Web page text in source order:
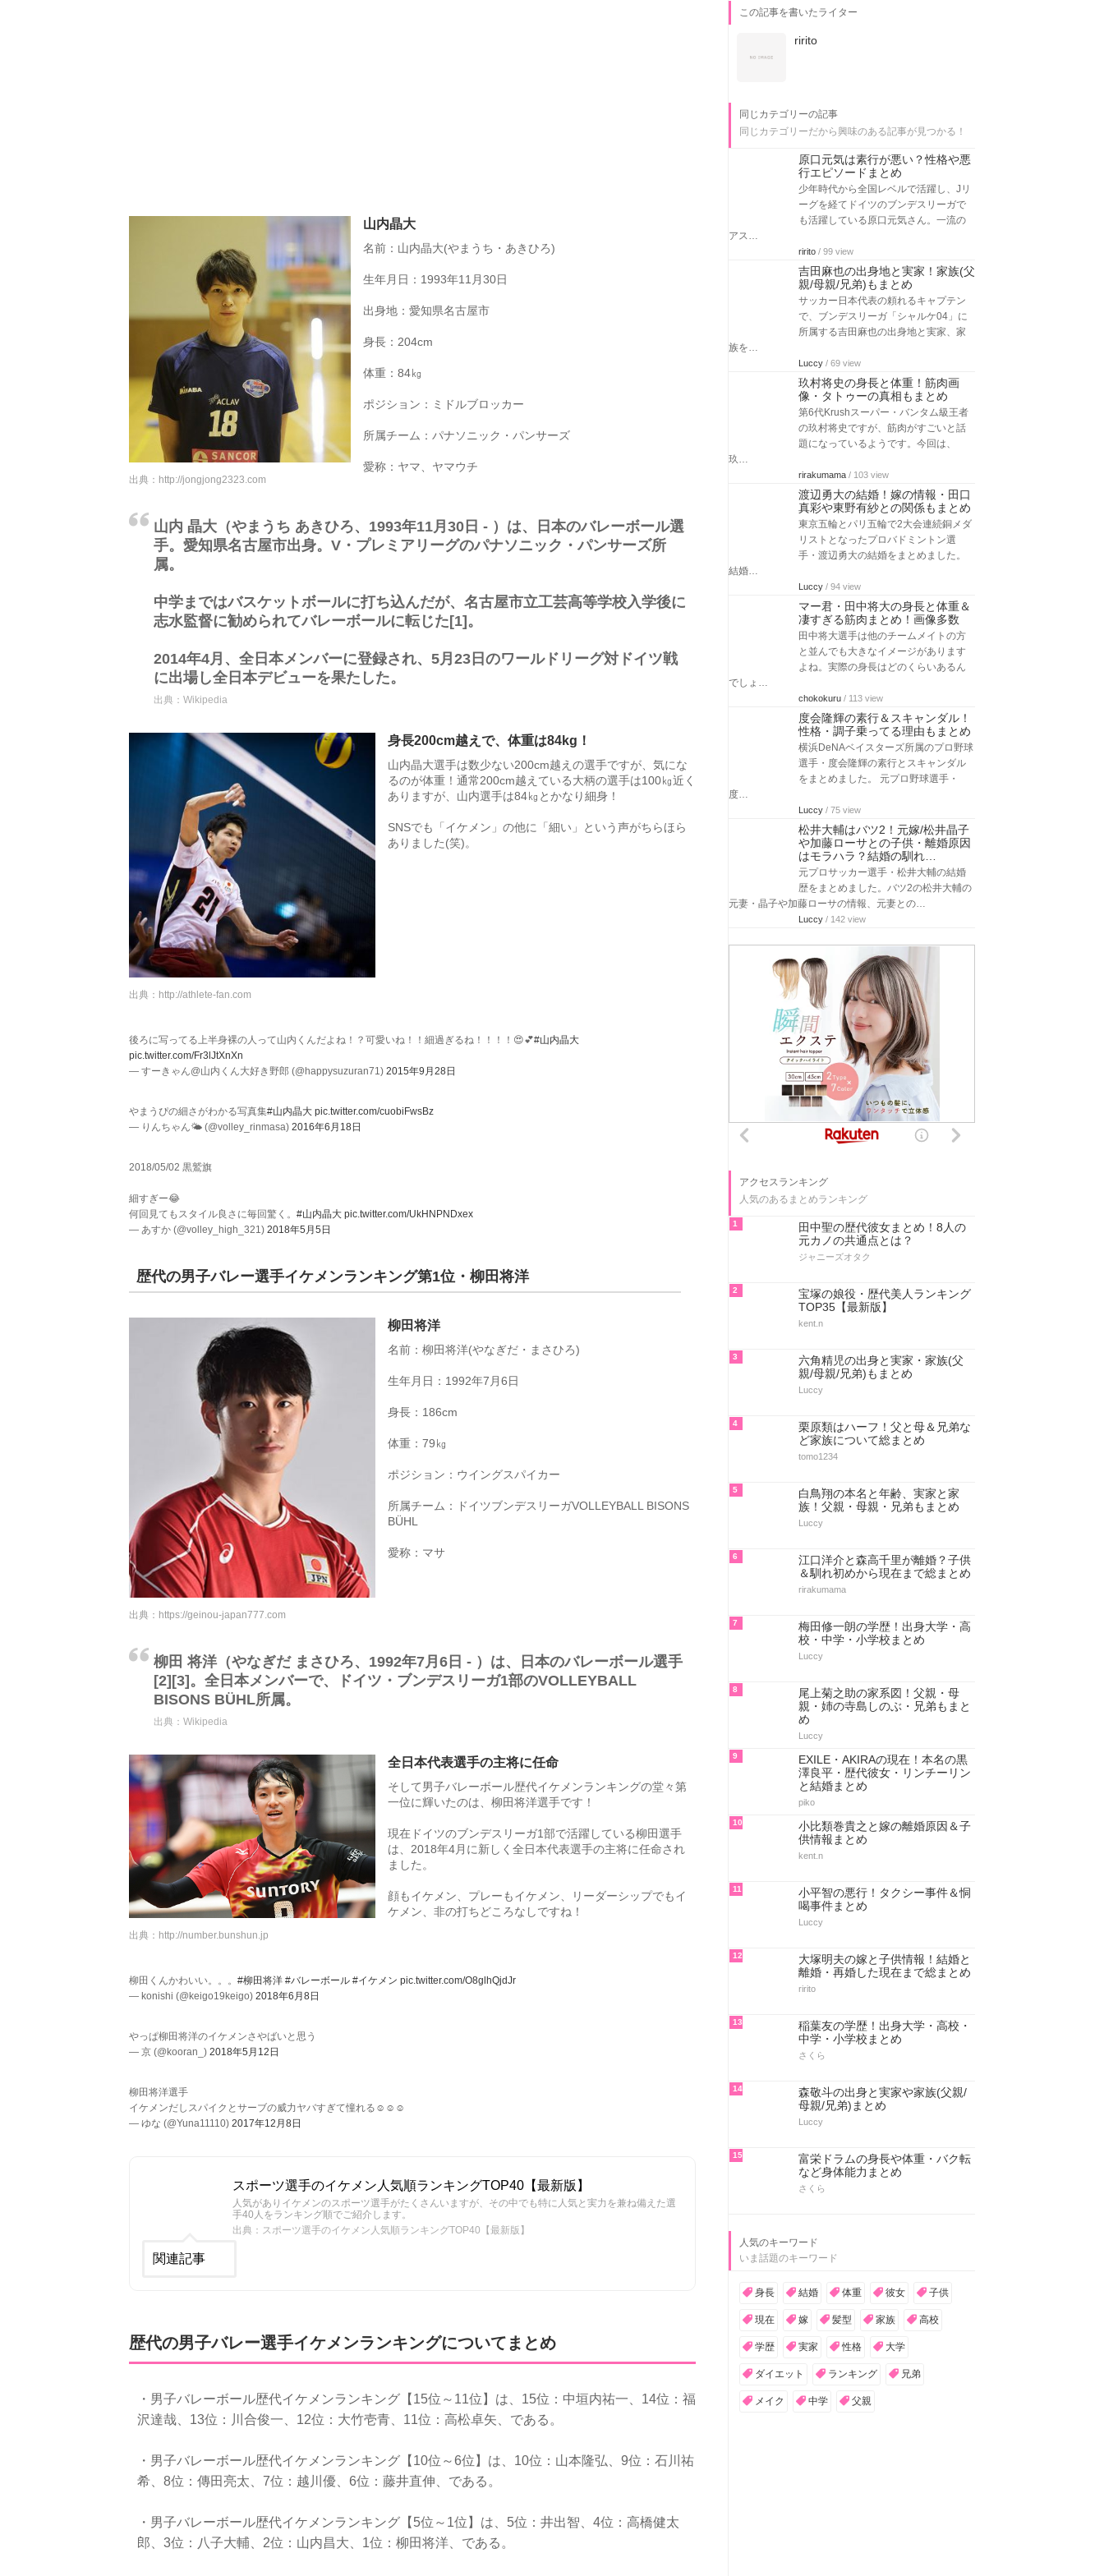
山内晶大
名前：山内晶大(やまうち・あきひろ)
生年月日：1993年11月30日
出身地：愛知県名古屋市
身長：204cm
体重：84㎏
ポジション：ミドルブロッカー
所属チーム：パナソニック・パンサーズ
愛称：ヤマ、ヤマウチ
出典： http://jongjong2323.com
山内 晶大（やまうち あきひろ、1993年11月30日 - ）は、日本のバレーボール選
手。愛知県名古屋市出身。V・プレミアリーグのパナソニック・パンサーズ所
属。
中学まではバスケットボールに打ち込んだが、名古屋市立工芸高等学校入学後に
志水監督に勧められてバレーボールに転じた[1]。
2014年4月、全日本メンバーに登録され、5月23日のワールドリーグ対ドイツ戦
に出場し全日本デビューを果たした。
出典： Wikipedia
身長200cm越えで、体重は84kg！
山内晶大選手は数少ない200cm越えの選手ですが、気にな
るのが体重！通常200cm越えている大柄の選手は100㎏近く
ありますが、山内選手は84㎏とかなり細身！
SNSでも「イケメン」の他に「細い」という声がちらほら
ありました(笑)。
出典： http://athlete-fan.com
後ろに写ってる上半身裸の人って山内くんだよね！？可愛いね！！細過ぎるね！！！！😍💕#山内晶大
pic.twitter.com/Fr3lJtXnXn
— すーきゃん@山内くん大好き野郎 (@happysuzuran71) 2015年9月28日
やまうぴの細さがわかる写真集#山内晶大 pic.twitter.com/cuobiFwsBz
— りんちゃん🌤 (@volley_rinmasa) 2016年6月18日
2018/05/02 黒鷲旗
細すぎー😂
何回見てもスタイル良さに毎回驚く。 #山内晶大 pic.twitter.com/UkHNPNDxex
— あすか (@volley_high_321) 2018年5月5日
歴代の男子バレー選手イケメンランキング第1位・柳田将洋
柳田将洋
名前：柳田将洋(やなぎだ・まさひろ)
生年月日：1992年7月6日
身長：186cm
体重：79㎏
ポジション：ウイングスパイカー
所属チーム：ドイツブンデスリーガVOLLEYBALL BISONS
BÜHL
愛称：マサ
出典： https://geinou-japan777.com
柳田 将洋（やなぎだ まさひろ、1992年7月6日 - ）は、日本のバレーボール選手
[2][3]。全日本メンバーで、ドイツ・ブンデスリーガ1部のVOLLEYBALL
BISONS BÜHL所属。
出典： Wikipedia
全日本代表選手の主将に任命
そして男子バレーボール歴代イケメンランキングの堂々第
一位に輝いたのは、柳田将洋選手です！
現在ドイツのブンデスリーガ1部で活躍している柳田選手
は、2018年4月に新しく全日本代表選手の主将に任命され
ました。
顔もイケメン、プレーもイケメン、リーダーシップでもイ
ケメン、非の打ちどころなしですね！
出典： http://number.bunshun.jp
柳田くんかわいい。。。 #柳田将洋 #バレーボール #イケメン pic.twitter.com/O8glhQjdJr
— konishi (@keigo19keigo) 2018年6月8日
やっぱ柳田将洋のイケメンさやばいと思う
— 京 (@kooran_) 2018年5月12日
柳田将洋選手
イケメンだしスパイクとサーブの威力ヤバすぎて憧れる☺️☺️☺️
— ゆな (@Yuna11110) 2017年12月8日
スポーツ選手のイケメン人気順ランキングTOP40【最新版】
人気がありイケメンのスポーツ選手がたくさんいますが、その中でも特に人気と実力を兼ね備えた選
手40人をランキング順でご紹介します。
出典：スポーツ選手のイケメン人気順ランキングTOP40【最新版】
関連記事
歴代の男子バレー選手イケメンランキングについてまとめ
・男子バレーボール歴代イケメンランキング【15位～11位】は、15位：中垣内祐一、14位：福
沢達哉、13位：川合俊一、12位：大竹壱青、11位：高松卓矢、である。
・男子バレーボール歴代イケメンランキング【10位～6位】は、10位：山本隆弘、9位：石川祐
希、8位：傳田亮太、7位：越川優、6位：藤井直伸、である。
・男子バレーボール歴代イケメンランキング【5位～1位】は、5位：井出智、4位：高橋健太
郎、3位：八子大輔、2位：山内昌大、1位：柳田将洋、である。
この記事を書いたライター
ririto
同じカテゴリーの記事
同じカテゴリーだから興味のある記事が見つかる！
原口元気は素行が悪い？性格や悪
行エピソードまとめ
少年時代から全国レベルで活躍し、Jリ
ーグを経てドイツのブンデスリーガで
も活躍している原口元気さん。一流の
アス…
ririto / 99 view
吉田麻也の出身地と実家！家族(父
親/母親/兄弟)もまとめ
サッカー日本代表の頼れるキャプテン
で、ブンデスリーガ「シャルケ04」に
所属する吉田麻也の出身地と実家、家
族を…
Luccy / 69 view
玖村将史の身長と体重！筋肉画
像・タトゥーの真相もまとめ
第6代Krushスーパー・バンタム級王者
の玖村将史ですが、筋肉がすごいと話
題になっているようです。今回は、
玖…
rirakumama / 103 view
渡辺勇大の結婚！嫁の情報・田口
真彩や東野有紗との関係もまとめ
東京五輪とパリ五輪で2大会連続銅メダ
リストとなったプロバドミントン選
手・渡辺勇大の結婚をまとめました。
結婚…
Luccy / 94 view
マー君・田中将大の身長と体重＆
凄すぎる筋肉まとめ！画像多数
田中将大選手は他のチームメイトの方
と並んでも大きなイメージがあります
よね。実際の身長はどのくらいあるん
でしょ…
chokokuru / 113 view
度会隆輝の素行＆スキャンダル！
性格・調子乗ってる理由もまとめ
横浜DeNAベイスターズ所属のプロ野球
選手・度会隆輝の素行とスキャンダル
をまとめました。 元プロ野球選手・
度…
Luccy / 75 view
松井大輔はバツ2！元嫁/松井晶子
や加藤ローサとの子供・離婚原因
はモラハラ？結婚の馴れ…
元プロサッカー選手・松井大輔の結婚
歴をまとめました。バツ2の松井大輔の
元妻・晶子や加藤ローサの情報、元妻との…
Luccy / 142 view
アクセスランキング
人気のあるまとめランキング
1
田中聖の歴代彼女まとめ！8人の
元カノの共通点とは？
ジャニーズオタク
2
宝塚の娘役・歴代美人ランキング
TOP35【最新版】
kent.n
3
六角精児の出身と実家・家族(父
親/母親/兄弟)もまとめ
Luccy
4
栗原類はハーフ！父と母＆兄弟な
ど家族について総まとめ
tomo1234
5
白鳥翔の本名と年齢、実家と家
族！父親・母親・兄弟もまとめ
Luccy
6
江口洋介と森高千里が離婚？子供
＆馴れ初めから現在まで総まとめ
rirakumama
7
梅田修一朗の学歴！出身大学・高
校・中学・小学校まとめ
Luccy
8
尾上菊之助の家系図！父親・母
親・姉の寺島しのぶ・兄弟もまと
め
Luccy
9
EXILE・AKIRAの現在！本名の黒
澤良平・歴代彼女・リンチーリン
と結婚まとめ
piko
10
小比類巻貴之と嫁の離婚原因＆子
供情報まとめ
kent.n
11
小平智の悪行！タクシー事件＆恫
喝事件まとめ
Luccy
12
大塚明夫の嫁と子供情報！結婚と
離婚・再婚した現在まで総まとめ
ririto
13
稲葉友の学歴！出身大学・高校・
中学・小学校まとめ
さくら
14
森敬斗の出身と実家や家族(父親/
母親/兄弟)まとめ
Luccy
15
富栄ドラムの身長や体重・バク転
など身体能力まとめ
さくら
人気のキーワード
いま話題のキーワード
身長 結婚 体重 彼女 子供
現在 嫁 髪型 家族 高校
学歴 実家 性格 大学
ダイエット ランキング 兄弟
メイク 中学 父親